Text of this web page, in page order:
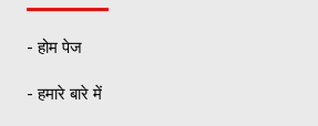
- होम पेज
- हमारे बारे में